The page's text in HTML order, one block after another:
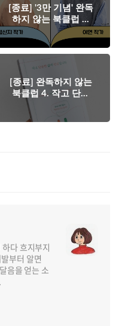
[종료] '3만 기념' 완독
하지 않는 북클럽 6.
요즘 사는 맛 ② 북토
크
[종료] 완독하지 않는
북클럽 4. 작고 단순
한 삶에 진심입니다
다 흐지부지
부터 알면
음을 얻는 소